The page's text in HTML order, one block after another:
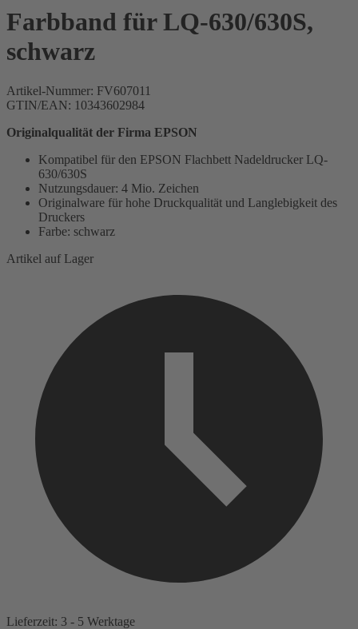
Farbband für LQ-630/630S,
schwarz
Artikel-Nummer: FV607011
GTIN/EAN: 10343602984
Originalqualität der Firma EPSON
Kompatibel für den EPSON Flachbett Nadeldrucker LQ-
630/630S
Nutzungsdauer: 4 Mio. Zeichen
Originalware für hohe Druckqualität und Langlebigkeit des
Druckers
Farbe: schwarz
Artikel auf Lager
Lieferzeit: 3 - 5 Werktage